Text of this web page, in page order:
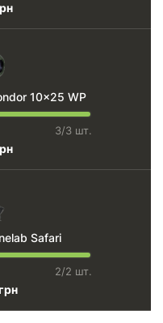
10x25 WP
3/3 шт.
Safari
2/2 шт.